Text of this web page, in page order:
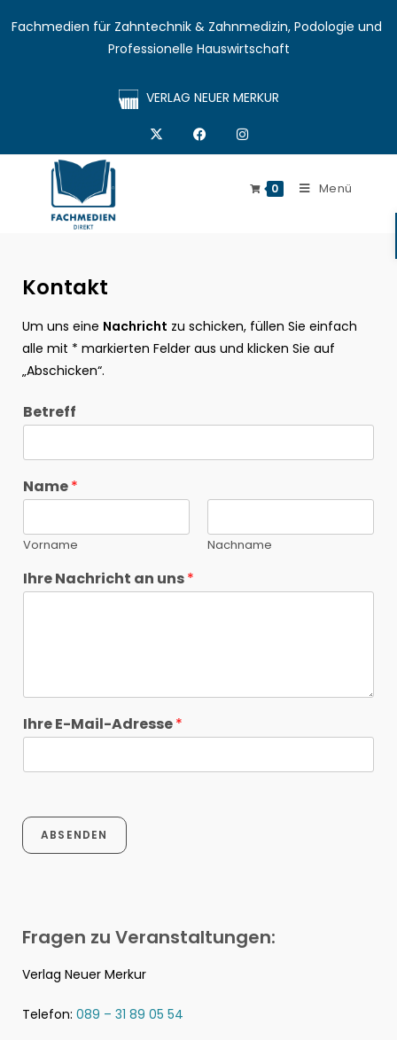
Fachmedien für Zahntechnik & Zahnmedizin, Podologie und
Professionelle Hauswirtschaft
VERLAG NEUER MERKUR
0 Menü
Kontakt
Um uns eine Nachricht zu schicken, füllen Sie einfach
alle mit * markierten Felder aus und klicken Sie auf
„Abschicken“.
Betreff
Name*
Vorname Nachname
Ihre Nachricht an uns*
Ihre E-Mail-Adresse*
ABSENDEN
Fragen zu Veranstaltungen:
Verlag Neuer Merkur
Telefon: 089 – 31 89 05 54